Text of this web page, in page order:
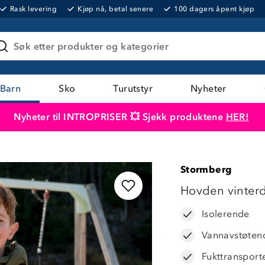
Rask levering Kjøp nå, betal senere 100 dagers åpent kjøp
Søk etter produkter og kategorier
Barn Sko Turutstyr Nyheter
Nyheter til INTROPRISER 💥 Sjekk produktene HER!
Stormberg
Hovden
Isolerende